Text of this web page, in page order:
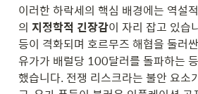
이러한 하락세의 핵심 배경에는 역설
의 지정학적 긴장감이 자리 잡고 있습
등이 격화되며 호르무즈 해협을 둘러
유가가 배럴당 100달러를 돌파하는
했습니다. 전쟁 리스크라는 불안 요소